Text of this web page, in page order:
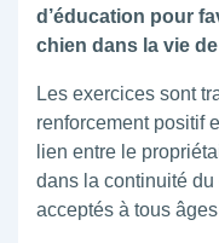
d’éducation pour
chien dans la vie
Les exercices sont
renforcement positif
lien entre le
dans la continuité
acceptés à tous